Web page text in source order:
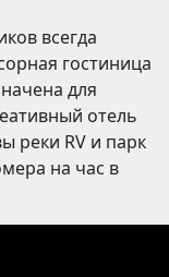
всегда
гостиница
для
отель
реки RV и парк
на час в